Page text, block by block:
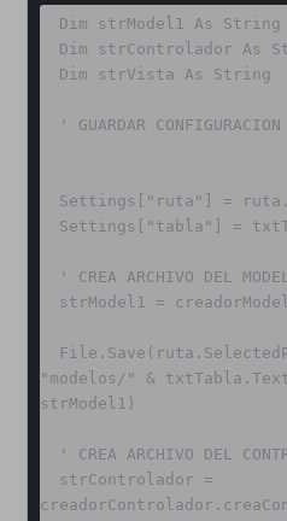
"modelos/" &
strModel1)